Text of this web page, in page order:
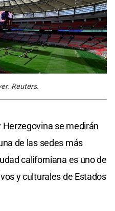
Reuters.
Herzegovina se medirán
de las sedes más
californiana es uno de
y culturales de Estados